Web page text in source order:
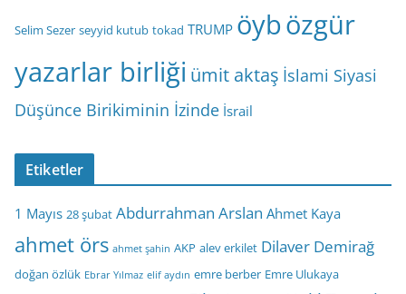
Selim Sezer seyyid kutub tokad TRUMP öybözgür
yazarlar birliği ümit aktaş İslami Siyasi
Düşünce Birikiminin İzinde İsrail
Etiketler
1 Mayıs 28 şubat Abdurrahman Arslan Ahmet Kaya
ahmet örs ahmet şahin AKP alev erkilet Dilaver Demirağ
doğan özlük Ebrar Yılmaz elif aydın emre berber Emre Ulukaya